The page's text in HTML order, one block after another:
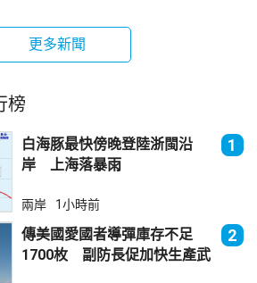
更多新聞
榜
白海豚最快傍晚登陸浙閩沿
岸 上海落暴雨
1
兩岸 1小時前
傳美國愛國者導彈庫存不足
1700枚 副防長促加快生產武
2